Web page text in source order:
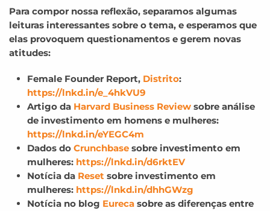
Para compor nossa reflexão, separamos algumas
leituras interessantes sobre o tema, e esperamos que
elas provoquem questionamentos e gerem novas
atitudes:
Female Founder Report, Distrito:
https://lnkd.in/e_4hkVU9
Artigo da Harvard Business Review sobre análise
de investimento em homens e mulheres:
https://lnkd.in/eYEGC4m
Dados do Crunchbase sobre investimento em
mulheres: https://lnkd.in/d6rktEV
Notícia da Reset sobre investimento em
mulheres: https://lnkd.in/dhhGWzg
Notícia no blog Eureca sobre as diferenças entre